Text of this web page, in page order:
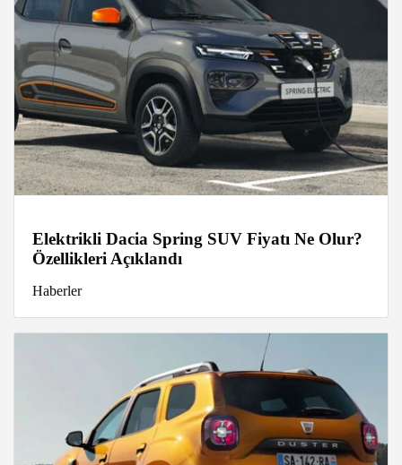
Elektrikli Dacia Spring SUV Fiyatı Ne Olur?
Özellikleri Açıklandı
Haberler